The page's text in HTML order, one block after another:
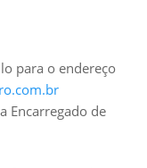
para o endereço
Encarregado de